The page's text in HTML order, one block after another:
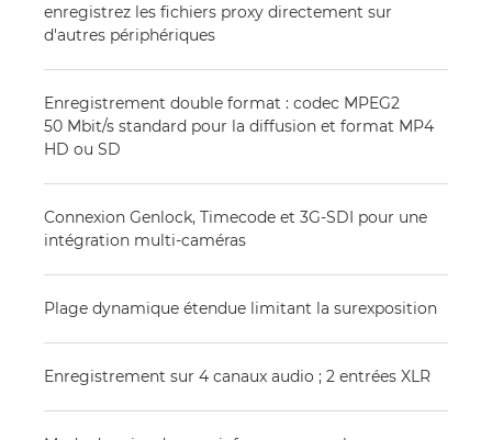
enregistrez les fichiers proxy directement sur
d'autres périphériques
Enregistrement double format : codec MPEG2
50 Mbit/s standard pour la diffusion et format MP4
HD ou SD
Connexion Genlock, Timecode et 3G-SDI pour une
intégration multi-caméras
Plage dynamique étendue limitant la surexposition
Enregistrement sur 4 canaux audio ; 2 entrées XLR